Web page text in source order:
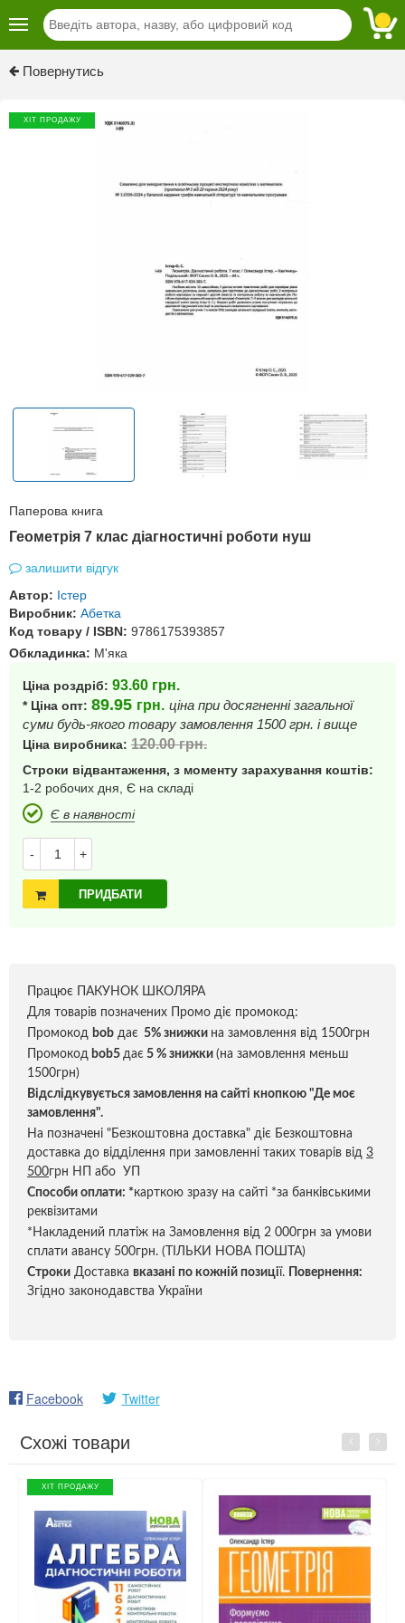
Повернутись
ХІТ ПРОДАЖУ
Паперова книга
Геометрія 7 клас діагностичні роботи нуш
залишити відгук
Автор: Істер
Виробник: Абетка
Код товару / ISBN: 9786175393857
Обкладинка: М'яка
Ціна роздріб: 93.60 грн.
* Ціна опт: 89.95 грн. ціна при досягненні загальної
суми будь-якого товару замовлення 1500 грн. і вище
Ціна виробника: 120.00грн.
Строки відвантаження, з моменту зарахування коштів:
1-2 робочих дня, Є на складі
Є в наявності
- +
ПРИДБАТИ
Працює ПАКУНОК ШКОЛЯРА
Для товарів позначених Промо діє промокод:
Промокод bob дає 5% знижки на замовлення від 1500грн
Промокод bob5 дає 5 % знижки (на замовлення меньш
1500грн)
Відслідкувується замовлення на сайті кнопкою "Де моє
замовлення".
На позначені "Безкоштовна доставка" діє Безкоштовна
доставка до відділення при замовленні таких товарів від 3
500грн НП або УП
Способи оплати: *карткою зразу на сайті *за банківськими
реквізитами
*Накладений платіж на Замовлення від 2 000грн за умови
сплати авансу 500грн. (ТІЛЬКИ НОВА ПОШТА)
Строки Доставка вказані по кожній позиції.
Повернення:
Згідно законодавства України
Facebook Twitter
Схожі товари Previous
ХІТ ПРОДАЖУ
Next